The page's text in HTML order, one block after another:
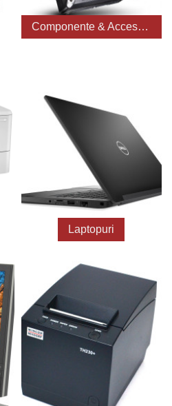
Componente & Accesorii
Laptopuri